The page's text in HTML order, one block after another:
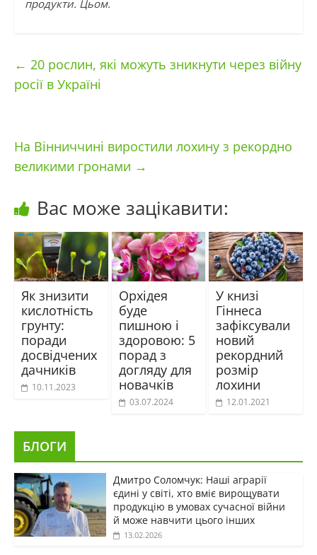
продукти. Цьом.
← 20 рослин, які можуть зникнути через війну
росії в Україні
На Вінниччині виростили лохину з рекордно
великими гронами →
Вас може зацікавити:
Як знизити
кислотність
грунту:
поради
досвідчених
дачників
10.11.2023
Орхідея
буде
пишною і
здоровою: 5
порад з
догляду для
новачків
03.07.2024
У книзі
Гіннеса
зафіксували
новий
рекордний
розмір
лохини
12.01.2021
БЛОГИ
Дмитро Соломчук: Наші аграрії
єдині у світі, хто вміє вирощувати
продукцію в умовах сучасної війни
й може навчити цього інших
13.02.2026